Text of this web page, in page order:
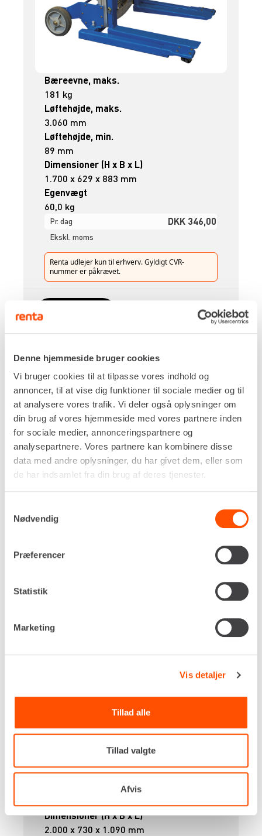
Denne hjemmeside bruger cookies
Vi bruger cookies til at tilpasse vores indhold og
annoncer, til at vise dig funktioner til sociale medier og til
at analysere vores trafik. Vi deler også oplysninger om
din brug af vores hjemmeside med vores partnere inden
for sociale medier, annonceringspartnere og
analysepartnere. Vores partnere kan kombinere disse
data med andre oplysninger, du har givet dem, eller som
de har indsamlet fra din brug af deres tjenester.
Nødvendig
Præferencer
Statistik
Marketing
Vis detaljer
Tillad alle
Tillad valgte
Afvis
Bæreevne, maks.
181 kg
Løftehøjde, maks.
3.060 mm
Løftehøjde, min.
89 mm
Dimensioner (H x B x L)
1.700 x 629 x 883 mm
Egenvægt
60,0 kg
Pr. dag DKK 346,00
Ekskl. moms
Renta udlejer kun til erhverv. Gyldigt CVR-
nummer er påkrævet.
Flere informationer
MATERIALEHEJS – 3,5 M – WLL
159 KG
Bæreevne, maks.
3.560 mm
Dimensioner (H x B x L)
2.000 x 730 x 1.090 mm